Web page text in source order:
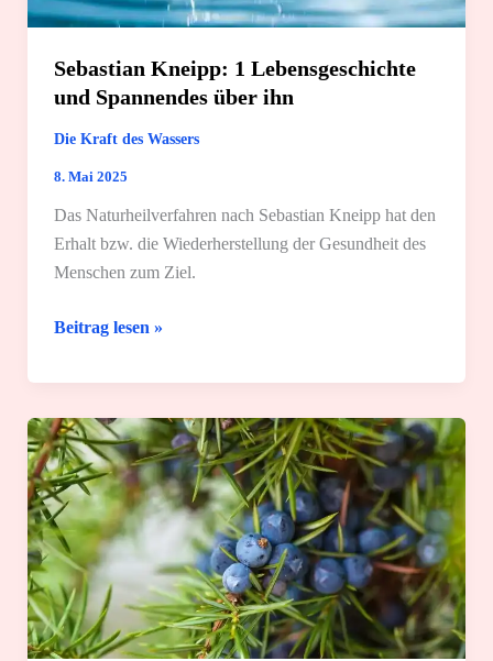
Sebastian Kneipp: 1 Lebensgeschichte
und Spannendes über ihn
Die Kraft des Wassers
8. Mai 2025
Das Naturheilverfahren nach Sebastian Kneipp hat den
Erhalt bzw. die Wiederherstellung der Gesundheit des
Menschen zum Ziel.
Sebastian
1
und
Spannendes
über
ihn
Beitrag lesen »